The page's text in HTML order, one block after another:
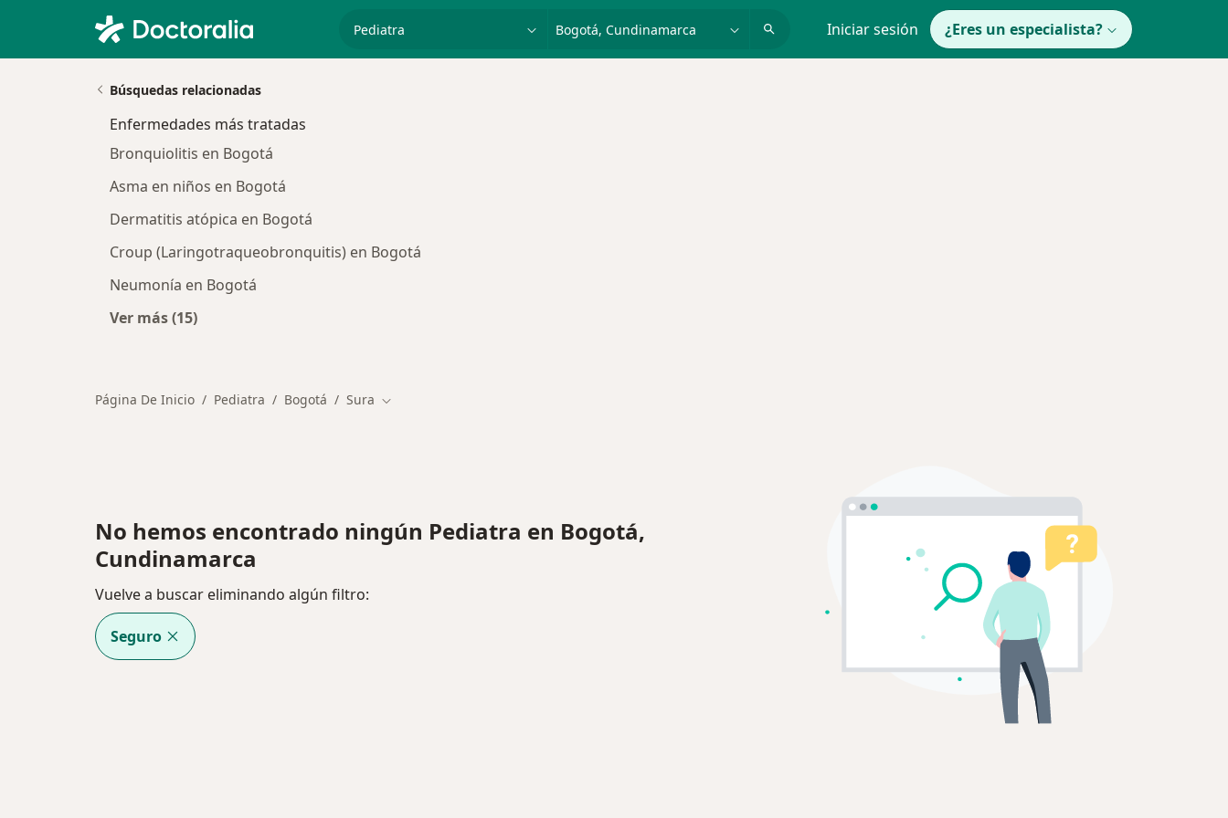
especialidad, enfermedad o nombre
p. ej. Bogotá Iniciar sesión ¿Eres un especialista?
Búsquedas relacionadas
Enfermedades más tratadas
Bronquiolitis en Bogotá
Asma en niños en Bogotá
Dermatitis atópica en Bogotá
Croup (Laringotraqueobronquitis) en Bogotá
Neumonía en Bogotá
Ver más (15)
Página De Inicio Pediatra Bogotá Sura Cambiar de ciudad
No hemos encontrado ningún Pediatra en Bogotá,
Cundinamarca
Vuelve a buscar eliminando algún filtro:
Seguro